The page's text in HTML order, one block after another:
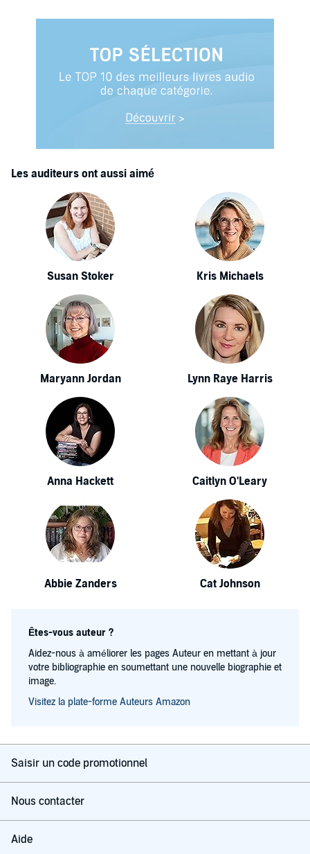
Les auditeurs ont aussi aimé
Susan Stoker Kris Michaels
Maryann Jordan Lynn Raye Harris
Anna Hackett Caitlyn O'Leary
Abbie Zanders Cat Johnson
Êtes-vous auteur ?
Aidez-nous à améliorer les pages Auteur en mettant à jour
votre bibliographie en soumettant une nouvelle biographie et
image.
Visitez la plate-forme Auteurs Amazon
Saisir un code promotionnel
Nous contacter
Aide